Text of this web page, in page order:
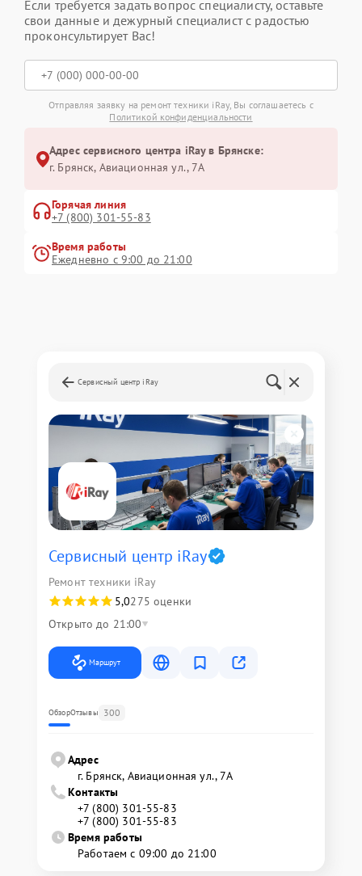
Если требуется задать вопрос специалисту, оставьте
свои данные и дежурный специалист с радостью
проконсультирует Вас!
Отправляя заявку на ремонт техники iRay, Вы соглашаетесь с
Политикой конфиденциальности
Адрес сервисного центра iRay в Брянске:
г. Брянск, Авиационная ул., 7А
Горячая линия
+7 (800) 301-55-83
Время работы
Ежедневно с 9:00 до 21:00
Сервисный центр iRay
Сервисный центр iRay
Ремонт техники iRay
5,0275 оценки
Открыто до 21:00
Маршрут
ОбзорОтзывы 300
Адрес
г. Брянск, Авиационная ул., 7А
Контакты
+7 (800) 301-55-83
+7 (800) 301-55-83
Время работы
Работаем с 09:00 до 21:00